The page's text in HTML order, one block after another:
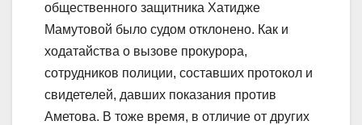
общественного защитника Хатидже
Мамутовой было судом отклонено. Как и
ходатайства о вызове прокурора,
сотрудников полиции, составших протокол и
свидетелей, давших показания против
Аметова. В тоже время, в отличие от других